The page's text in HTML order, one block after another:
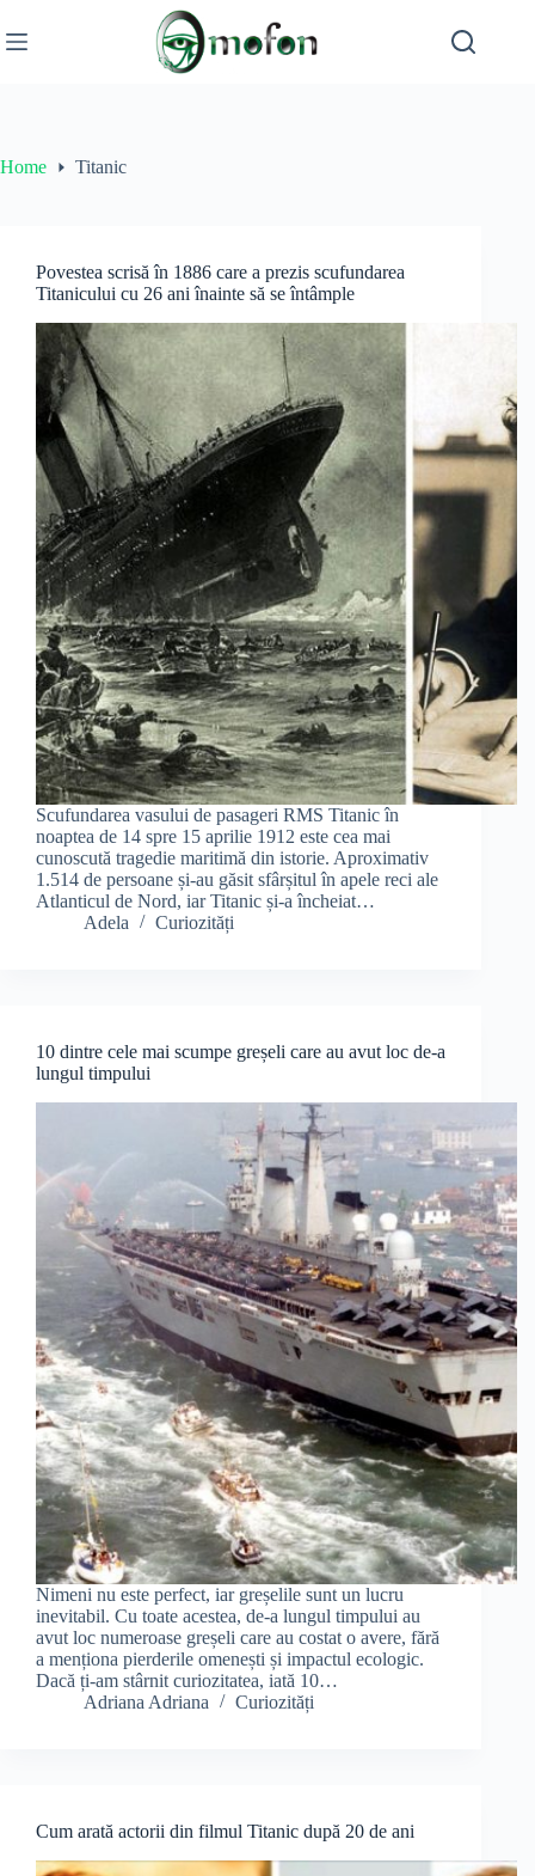
to
content
Home Titanic
Povestea scrisă în 1886 care a prezis scufundarea
Titanicului cu 26 ani înainte să se întâmple
Scufundarea vasului de pasageri RMS Titanic în
noaptea de 14 spre 15 aprilie 1912 este cea mai
cunoscută tragedie maritimă din istorie. Aproximativ
1.514 de persoane și-au găsit sfârșitul în apele reci ale
Atlanticul de Nord, iar Titanic și-a încheiat…
Adela
Curiozități
10 dintre cele mai scumpe greșeli care au avut loc de-a
lungul timpului
Nimeni nu este perfect, iar greșelile sunt un lucru
inevitabil. Cu toate acestea, de-a lungul timpului au
avut loc numeroase greșeli care au costat o avere, fără
a menționa pierderile omenești și impactul ecologic.
Dacă ți-am stârnit curiozitatea, iată 10…
Adriana Adriana
Curiozități
Cum arată actorii din filmul Titanic după 20 de ani